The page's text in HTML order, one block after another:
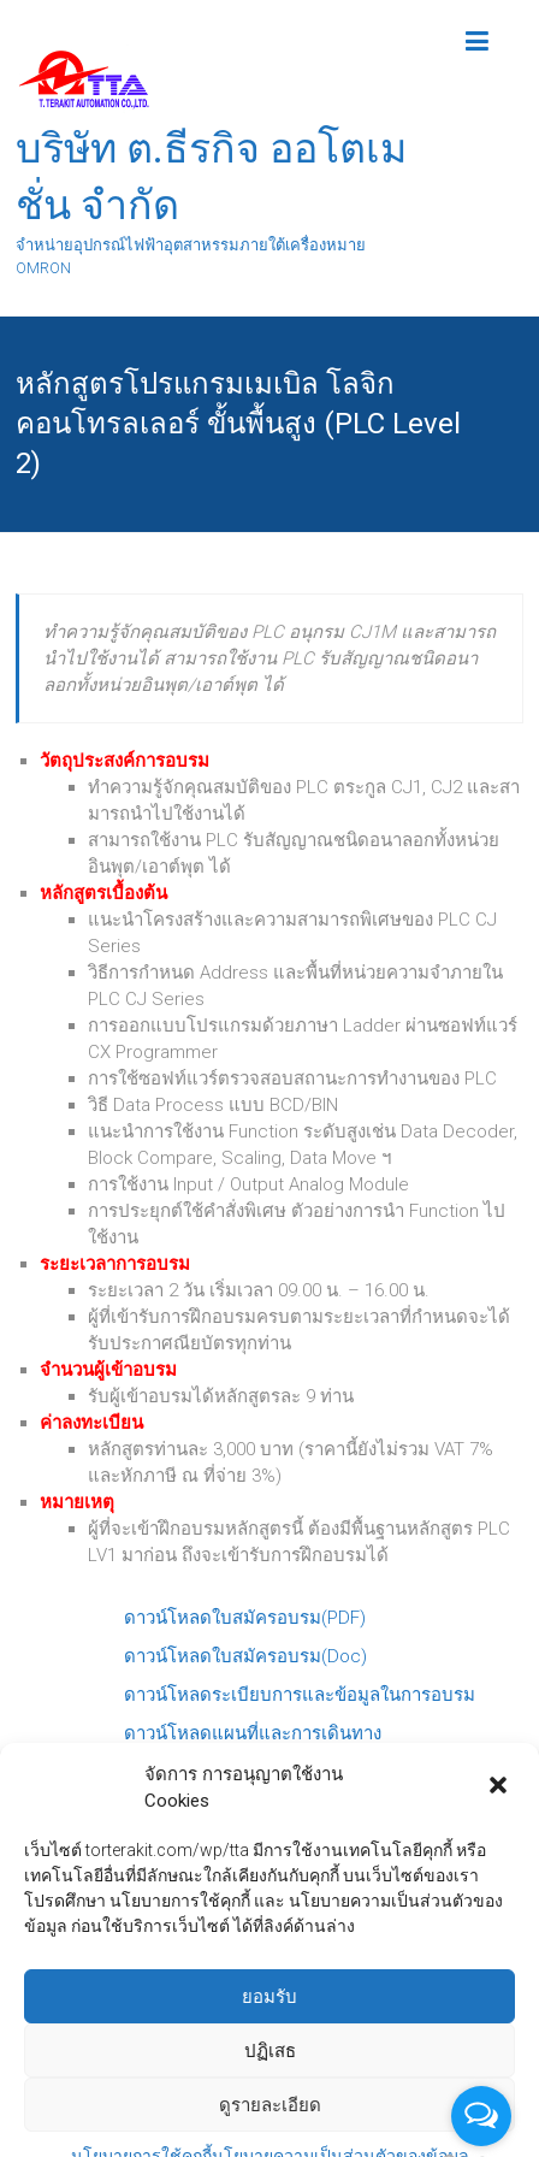
จัดการ การอนุญาตใช้งาน
Cookies
เว็บไซต์ torterakit.com/wp/tta มีการใช้งานเทคโนโลยีคุกกี้ หรือ
เทคโนโลยีอื่นที่มีลักษณะใกล้เคียงกันกับคุกกี้ บนเว็บไซต์ของเรา
โปรดศึกษา นโยบายการใช้คุกกี้ และ นโยบายความเป็นส่วนตัวของ
ข้อมูล ก่อนใช้บริการเว็บไซต์ ได้ที่ลิงค์ด้านล่าง
ยอมรับ
ปฏิเสธ
ดูรายละเอียด
บริษัท ต.ธีรกิจ ออโตเม
ชั่น จำกัด
จำหน่ายอุปกรณ์ไฟฟ้าอุตสาหรรมภายใต้เครื่องหมาย
OMRON
หลักสูตรโปรแกรมเมเบิล โลจิก
คอนโทรลเลอร์ ขั้นพื้นสูง (PLC Level
2)
ทำความรู้จักคุณสมบัติของ PLC อนุกรม CJ1M และสามารถ
นำไปใช้งานได้ สามารถใช้งาน PLC รับสัญญาณชนิดอนา
ลอกทั้งหน่วยอินพุต/เอาต์พุต ได้
วัตถุประสงค์การอบรม
ทําความรู้จักคุณสมบัติของ PLC ตระกูล CJ1, CJ2 และสา
มารถนําไปใช้งานได้
สามารถใช้งาน PLC รับสัญญาณชนิดอนาลอกทั้งหน่วย
อินพุต/เอาต์พุต ได้
หลักสูตรเบื้องต้น
แนะนําโครงสร้างและความสามารถพิเศษของ PLC CJ
Series
วิธีการกําหนด Address และพื้นที่หน่วยความจําภายใน
PLC CJ Series
การออกแบบโปรแกรมด้วยภาษา Ladder ผ่านซอฟท์แวร์
CX Programmer
การใช้ซอฟท์แวร์ตรวจสอบสถานะการทํางานของ PLC
วิธี Data Process แบบ BCD/BIN
แนะนําการใช้งาน Function ระดับสูงเช่น Data Decoder,
Block Compare, Scaling, Data Move ฯ
การใช้งาน Input / Output Analog Module
การประยุกต์ใช้คําสั่งพิเศษ ตัวอย่างการนํา Function ไป
ใช้งาน
ระยะเวลาการอบรม
ระยะเวลา 2 วัน เริ่มเวลา 09.00 น. – 16.00 น.
ผู้ที่เข้ารับการฝึกอบรมครบตามระยะเวลาที่กำหนดจะได้
รับประกาศณียบัตรทุกท่าน
จำนวนผู้เข้าอบรม
รับผู้เข้าอบรมได้หลักสูตรละ 9 ท่าน
ค่าลงทะเบียน
หลักสูตรท่านละ 3,000 บาท (ราคานี้ยังไม่รวม VAT 7%
และหักภาษี ณ ที่จ่าย 3%)
หมายเหตุ
ผู้ที่จะเข้าฝึกอบรมหลักสูตรนี้ ต้องมีพื้นฐานหลักสูตร PLC
LV1 มาก่อน ถึงจะเข้ารับการฝึกอบรมได้
ดาวน์โหลดใบสมัครอบรม(PDF)
ดาวน์โหลดใบสมัครอบรม(Doc)
ดาวน์โหลดระเบียบการและข้อมูลในการอบรม
ดาวน์โหลดแผนที่และการเดินทาง
สอบถามข้อมูลเพิ่มเติมแจ้งปัญหา หรือขอเอกสารลงทะเบียนได้ที่
คุณ พนิดา, คุณ สมบัติ
โทร. 0-2491-2222 ต่อ 521 แฟกซ์. 0-2673-2278
(Visited 877 times, 1 visits today)
. Powered by
WordPress. Theme: Ample byThemeGrill.